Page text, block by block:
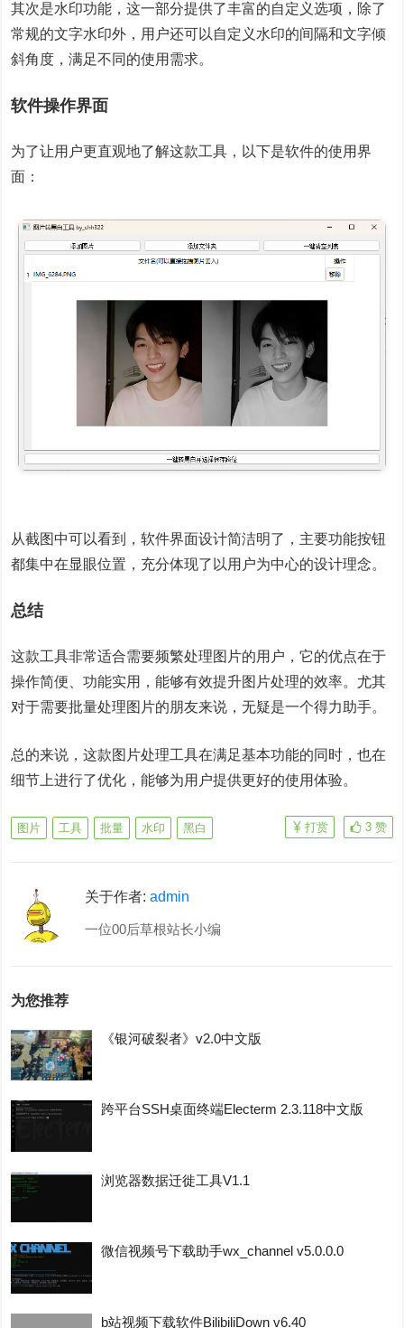
其次是水印功能，这一部分提供了丰富的自定义选项，除了
常规的文字水印外，用户还可以自定义水印的间隔和文字倾
斜角度，满足不同的使用需求。
软件操作界面
为了让用户更直观地了解这款工具，以下是软件的使用界
面：
从截图中可以看到，软件界面设计简洁明了，主要功能按钮
都集中在显眼位置，充分体现了以用户为中心的设计理念。
总结
这款工具非常适合需要频繁处理图片的用户，它的优点在于
操作简便、功能实用，能够有效提升图片处理的效率。尤其
对于需要批量处理图片的朋友来说，无疑是一个得力助手。
总的来说，这款图片处理工具在满足基本功能的同时，也在
细节上进行了优化，能够为用户提供更好的使用体验。
图片 工具 批量 水印 黑白 3 赞
打赏
关于作者:admin
一位00后草根站长小编
为您推荐
《银河破裂者》v2.0中文版
跨平台SSH桌面终端Electerm 2.3.118中文版
浏览器数据迁徙工具V1.1
微信视频号下载助手wx_channel v5.0.0.0
b站视频下载软件BilibiliDown v6.40